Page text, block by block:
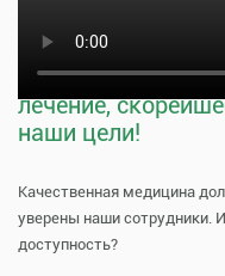
Тщательная
лечение,
наши цели!
Качественная медицина
уверены наши сотрудники.
доступность?